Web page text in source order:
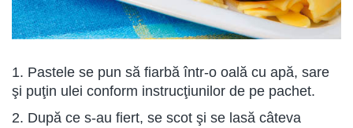
1. Pastele se pun să fiarbă într-o oală cu apă, sare
şi puţin ulei conform instrucţiunilor de pe pachet.
2. După ce s-au fiert, se scot şi se lasă câteva